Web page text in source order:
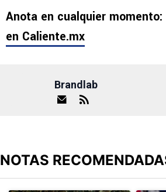
Anota en cualquier
en Caliente.mx
Brandlab
NOTAS